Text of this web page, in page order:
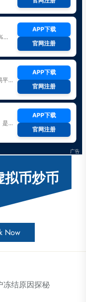
拟币炒币
Now
冻结原因探秘